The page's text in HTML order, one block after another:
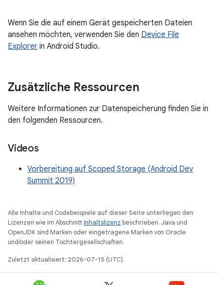
Wenn Sie die auf einem Gerät gespeicherten Dateien
ansehen möchten, verwenden Sie den Device File
Explorer in Android Studio.
Zusätzliche Ressourcen
Weitere Informationen zur Datenspeicherung finden Sie in
den folgenden Ressourcen.
Videos
Vorbereitung auf Scoped Storage (Android Dev
Summit 2019)
Alle Inhalte und Codebeispiele auf dieser Seite unterliegen den
Lizenzen wie im AbschnittInhaltslizenz beschrieben. Java und
OpenJDK sind Marken oder eingetragene Marken von Oracle
und/oder seinen Tochtergesellschaften.
Zuletzt aktualisiert: 2026-07-15 (UTC).